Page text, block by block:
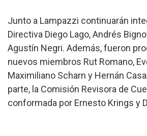
Junto a Lampazzi continuarán
Directiva Diego Lago, Andrés
Agustín Negri. Además, fueron
nuevos miembros Rut Romano,
Maximiliano Scharn y Hernán
parte, la Comisión Revisora de
conformada por Ernesto Krings y